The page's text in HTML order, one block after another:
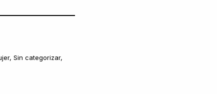
,Sin categorizar,